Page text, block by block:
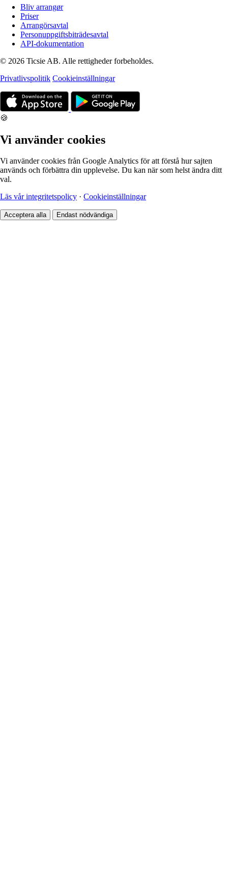
Bliv arrangør
Priser
Arrangörsavtal
Personuppgiftsbiträdesavtal
API-dokumentation
© 2026 Ticsie AB. Alle rettigheder forbeholdes.
Privatlivspolitik Cookieinställningar
🍪
Vi använder cookies
Vi använder cookies från Google Analytics för att förstå hur sajten
används och förbättra din upplevelse. Du kan när som helst ändra ditt
val.
Läs vår integritetspolicy · Cookieinställningar
Acceptera alla Endast nödvändiga